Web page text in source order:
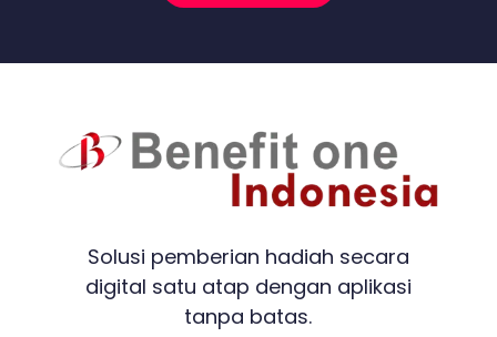
Solusi pemberian hadiah secara
digital satu atap dengan aplikasi
tanpa batas.